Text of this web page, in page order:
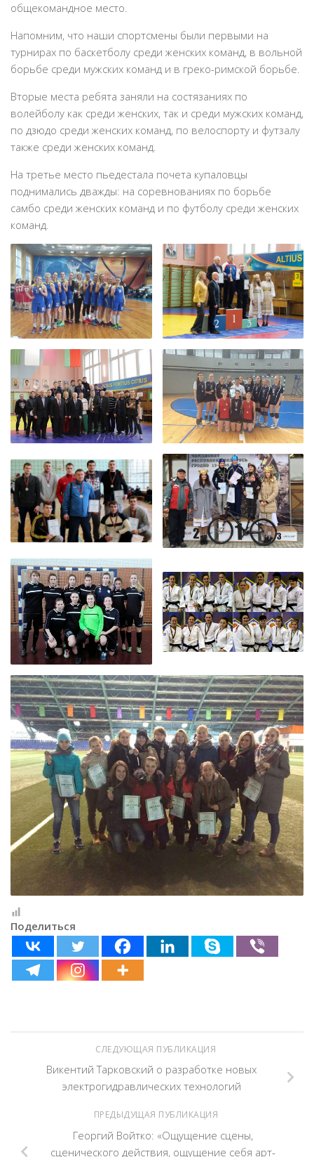
общекомандное место.
Напомним, что наши спортсмены были первыми на
турнирах по баскетболу среди женских команд, в вольной
борьбе среди мужских команд и в греко-римской борьбе.
Вторые места ребята заняли на состязаниях по
волейболу как среди женских, так и среди мужских команд,
по дзюдо среди женских команд, по велоспорту и футзалу
также среди женских команд.
На третье место пьедестала почета купаловцы
поднимались дважды: на соревнованиях по борьбе
самбо среди женских команд и по футболу среди женских
команд.
Поделиться
СЛЕДУЮЩАЯ ПУБЛИКАЦИЯ
Викентий Тарковский о разработке новых
электрогидравлических технологий
ПРЕДЫДУЩАЯ ПУБЛИКАЦИЯ
Георгий Войтко: «Ощущение сцены,
сценического действия, ощущение себя арт-